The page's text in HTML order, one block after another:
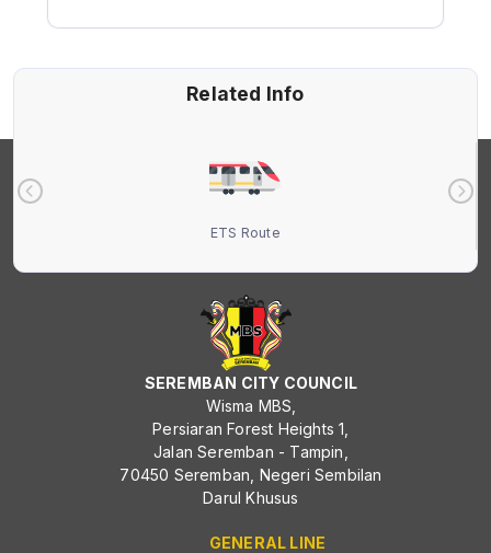
Related Info
ETS Route
SEREMBAN CITY COUNCIL
Wisma MBS,
Persiaran Forest Heights 1,
Jalan Seremban - Tampin,
70450 Seremban, Negeri Sembilan
Darul Khusus
GENERAL LINE